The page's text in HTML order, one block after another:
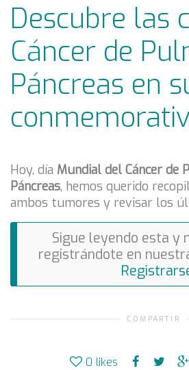
Descubre las
Cáncer de
Páncreas en
Hoy, día Mundial del Cáncer de
Páncreas, hemos querido
ambos tumores y revisar los
Sigue leyendo esta y
registrándote en
COMPARTIR
0 likes